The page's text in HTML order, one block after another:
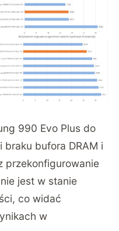
990 Evo Plus do
braku bufora DRAM i
przekonfigurowanie
jest w stanie
co widać
w